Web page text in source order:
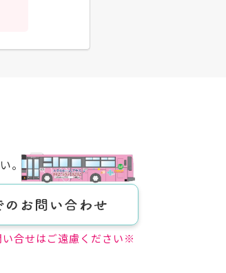
。
合せはご遠慮ください※